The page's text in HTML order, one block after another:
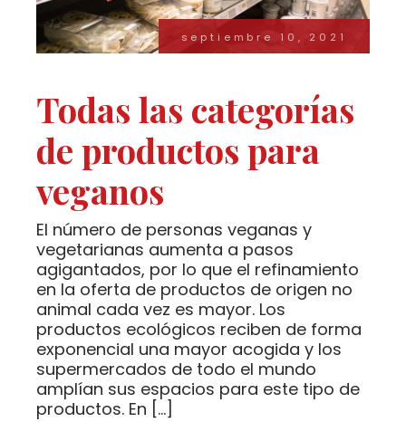
septiembre 10, 2021
Todas las categorías
de productos para
veganos
El número de personas veganas y
vegetarianas aumenta a pasos
agigantados, por lo que el refinamiento
en la oferta de productos de origen no
animal cada vez es mayor. Los
productos ecológicos reciben de forma
exponencial una mayor acogida y los
supermercados de todo el mundo
amplían sus espacios para este tipo de
productos. En […]